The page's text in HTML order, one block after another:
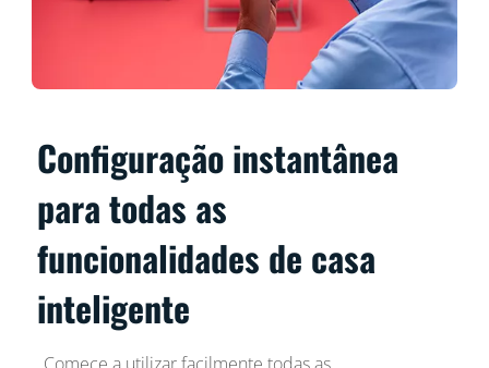
Configuração instantânea
para todas as
funcionalidades de casa
inteligente